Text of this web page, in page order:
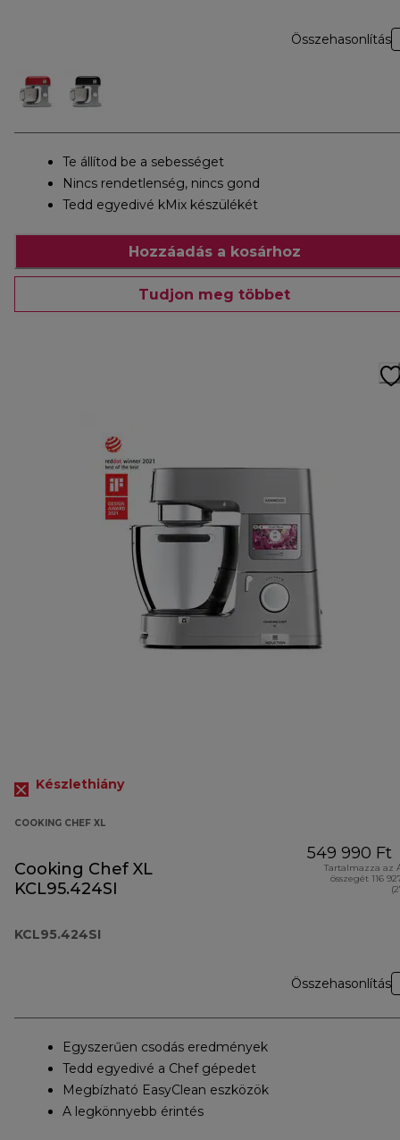
Összehasonlítás
Te állítod be a sebességet
Nincs rendetlenség, nincs gond
Tedd egyedivé kMix készülékét
Hozzáadás a kosárhoz
Tudjon meg többet
Készlethiány
COOKING CHEF XL
Cooking Chef XL
KCL95.424SI
KCL95.424SI
549 990 Ft
Tartalmazza az
összegét 116
Összehasonlítás
Egyszerűen csodás eredmények
Tedd egyedivé a Chef gépedet
Megbízható EasyClean eszközök
A legkönnyebb érintés